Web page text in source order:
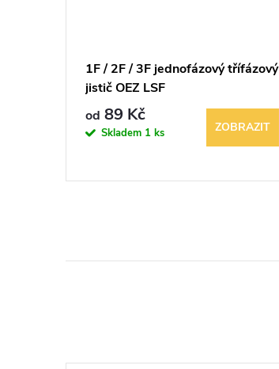
1F / 2F / 3F jednofázový třífázový
jistič OEZ LSF
od 89 Kč
Skladem 1 ks ZOBRAZIT